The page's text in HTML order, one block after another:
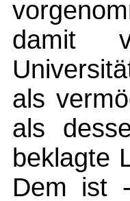
damit
als
als
beklagte
Dem ist